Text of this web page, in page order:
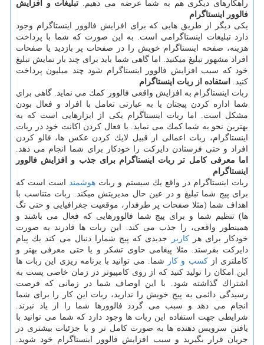
راهكارهای دیگری هم به شما عرضه می دهیم. تبلیغات و افزایش
فالوور اینستاگرام
یكی دیگر از طریق هایی كه برای افزایش فالوور اینستاگرام وجود
دارد تبلیغات اینستاگرامی است. به این صورت كه شما با پرداخت
هزینه، صفحه اینستاگرام خویش را در صفحات پر بازدید یا صفحات
افراد مشهور تبلیغ میكنید. اما گاهی شما باید برای چند بار نمایش تبلیغ
خود كه سبب افزایش فالوور اینستاگرام شود چند میلیون پرداخت
كنید. استفاده از ربات اینستاگرام
ربات اینستاگرام به افزایش واقعی فالوور كمك می نماید. گاهی برای
شما اداره كردن پیجتان یا به عبارتی تعامل با افراد و فعال بودن
مشكل است. اما ربات اینستاگرام یكی از ابزارهایی است كه به
بهترین نحو به شما كمك می نماید. با فعال كردن اكانت خود در ربات
اینستاگرام، ربات اعمالی از قبیل لایك كردن عكس ها، فالو كردن
افراد و حتی فرستادن دایركت را خودكار برای شما انجام می دهد.
اما معرفی كامل تر ربات اینستاگرام برای جذب و افزایش فالوور
اینستاگرام
ربات اینستاگرام در واقع یك سیستم و ربات هوشمنداست است كه
برای پیج شما تبلیغ و در عین حال مدیریتش میكند. ربات متناسب با
اهداف شما (مثلا صفحات پر طرفدار، موقعیت جغرافیایی و حتی تگ
ها) تنظیم شما و برای پیج شما فالوورهایی كه فعال می باشند و
همینطور واقعی، را جذب می كند. این ربات ها قادرند به صورت
خودكار برای هركاربر
جدیدی كه پیج شمارا دنبال می كند یك پیام
دایركت بفرستد. مثلا پیغامی حاوی تشكر و یا حتی معرفی بهتر و
كاملتری ازكسب و كار
شما. می توانید با برنامه ریزی این ربات ها
این امكان را تولید كنید كه از روی كامپیوتر در زمان خاصی پست به
اشتراك گذاشته شود. با این اوصاف شما در زمانی كه فرصت
رسیدگی دائمی به پیج خویش را ندارید، ربات این كار را برای شما
انجام می دهد و سبب می گردد فالوورها شما را از یاد نبرند.
شرایطی جهت استفاده این ربات ها وجود دارد كه شما می توانید با
یافتن سرویس دهنده ها به صورت كامل تر و با جزئیات بیشتری در
جریان قرار بگیرید و سبب افزایش فالوور اینستاگرام خود شوید.